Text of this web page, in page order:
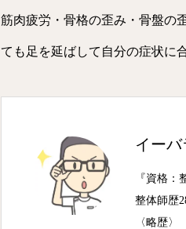
筋肉疲労・骨格の歪み・骨盤の
ても足を延ばして自分の症状に
イー
『資格：
整体師歴
〈略歴〉